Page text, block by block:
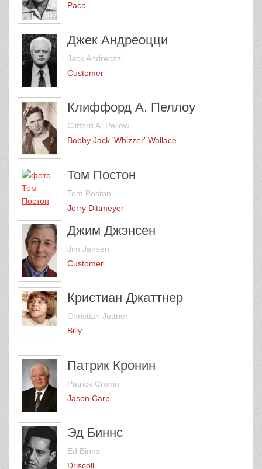
Paco
Джек Андреоцци
Jack Andreozzi
Customer
Клиффорд А. Пеллоу
Clifford A. Pellow
Bobby Jack 'Whizzer' Wallace
Том Постон
Tom Poston
Jerry Dittmeyer
Джим Джэнсен
Jim Jansen
Customer
Кристиан Джаттнер
Christian Juttner
Billy
Патрик Кронин
Patrick Cronin
Jason Carp
Эд Биннс
Ed Binns
Driscoll